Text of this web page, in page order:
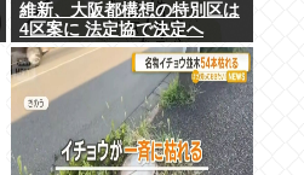
維新、大阪都構想の特別区は
4区案に 法定協で決定へ